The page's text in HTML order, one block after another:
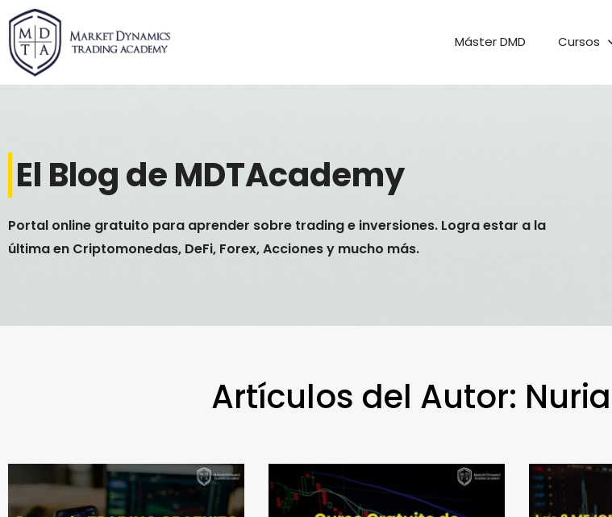
contenido
Máster DMD Cursos
El Blog de MDTAcademy
Portal online gratuito para aprender sobre trading e inversiones. Logra estar a la
última en Criptomonedas, DeFi, Forex, Acciones y mucho más.
Artículos del Autor: